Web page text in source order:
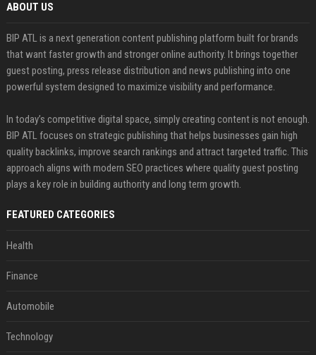
ABOUT US
BIP ATL is a next generation content publishing platform built for brands
that want faster growth and stronger online authority. It brings together
guest posting, press release distribution and news publishing into one
powerful system designed to maximize visibility and performance.
In today’s competitive digital space, simply creating content is not enough.
BIP ATL focuses on strategic publishing that helps businesses gain high
quality backlinks, improve search rankings and attract targeted traffic. This
approach aligns with modern SEO practices where quality guest posting
plays a key role in building authority and long term growth.
FEATURED CATEGORIES
Health
Finance
Automobile
Technology